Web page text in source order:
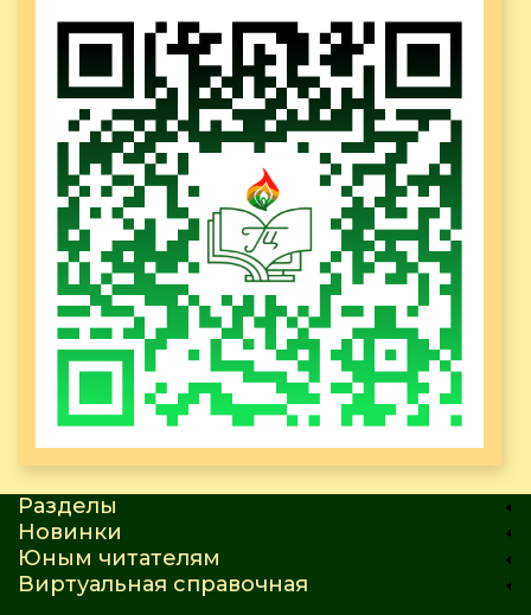
Разделы
Новинки
Юным читателям
Виртуальная справочная